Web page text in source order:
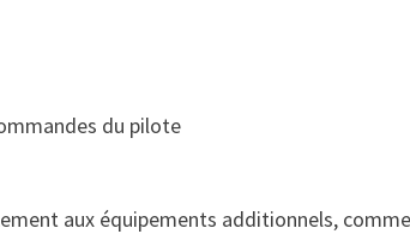
du pilote
aux équipements additionnels,